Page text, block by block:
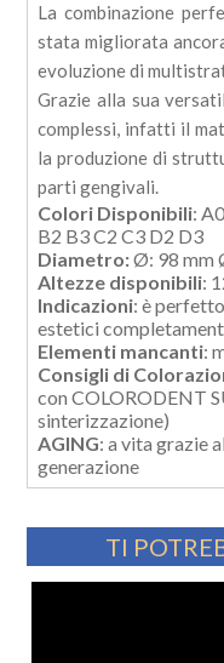
La combinazione
stata migliorata
evoluzione di
Grazie alla sua
complessi, infatti il
la produzione di
parti gengivali.
Colori Disponibili:
B2 B3 C2 C3 D2 D3
Diametro:Ø: 98 mm
Altezze disponibili:
Indicazioni: è
estetici
Elementi mancanti:
Consigli di
con COLORODENT
sinterizzazione)
AGING: a vita grazie
generazione
TI